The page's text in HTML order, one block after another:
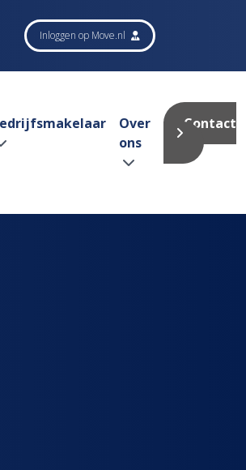
Inloggen op Move.nl
Over
ons
Contact